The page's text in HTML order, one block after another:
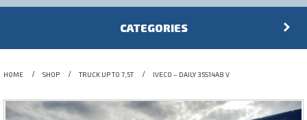
CATEGORIES
HOME SHOP TRUCK UP TO 7,5T IVECO – DAILY 35S14A8 V